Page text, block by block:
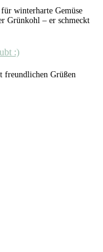
winterharte Gemüse
Grünkohl – er schmeckt
:)
Grüßen